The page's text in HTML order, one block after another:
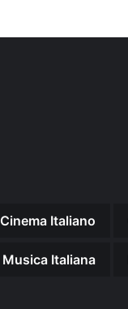
Cinema Italiano
Musica Italiana